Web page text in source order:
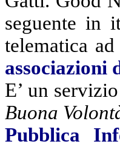
seguente in
telematica
associazioni
E’ un
Buona
Pubblica